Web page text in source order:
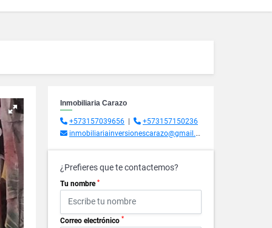
Inmobiliaria Carazo
+573157039656
+573157150236
inmobiliariainversionescarazo@gmail.com
¿Prefieres que te contactemos?
Tu nombre *
Correo electrónico *